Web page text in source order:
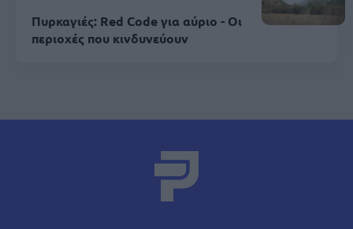
Πυρκαγιές: Red Code για αύριο - Οι
περιοχές που κινδυνεύουν